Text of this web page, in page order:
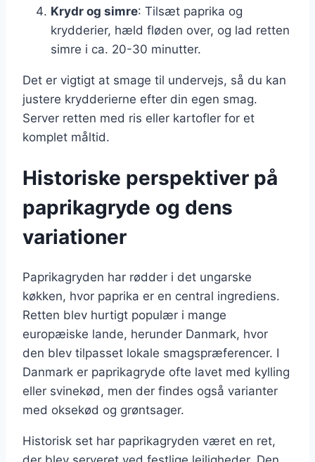
Krydr og simre: Tilsæt paprika og
krydderier, hæld fløden over, og lad retten
simre i ca. 20-30 minutter.
Det er vigtigt at smage til undervejs, så du kan
justere krydderierne efter din egen smag.
Server retten med ris eller kartofler for et
komplet måltid.
Historiske perspektiver på
paprikagryde og dens
variationer
Paprikagryden har rødder i det ungarske
køkken, hvor paprika er en central ingrediens.
Retten blev hurtigt populær i mange
europæiske lande, herunder Danmark, hvor
den blev tilpasset lokale smagspræferencer. I
Danmark er paprikagryde ofte lavet med kylling
eller svinekød, men der findes også varianter
med oksekød og grøntsager.
Historisk set har paprikagryden været en ret,